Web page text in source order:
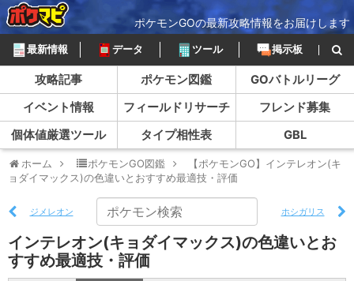
ポケモンGOの最新攻略情報をお届けします
最新情報 データ ツール 掲示板
攻略記事 ポケモン図鑑
GOバトルリーグ
イベント情報
フィールドリサーチ
フレンド募集
個体値厳選ツール
タイプ相性表 GBL
ホーム ポケモンGO図鑑
【ポケモンGO】インテレオン(キ
ョダイマックス)の色違いとおすすめ最適技・評価
ジメレオン ホシガリス
インテレオン(キョダイマックス)の色違いとお
すすめ最適技・評価